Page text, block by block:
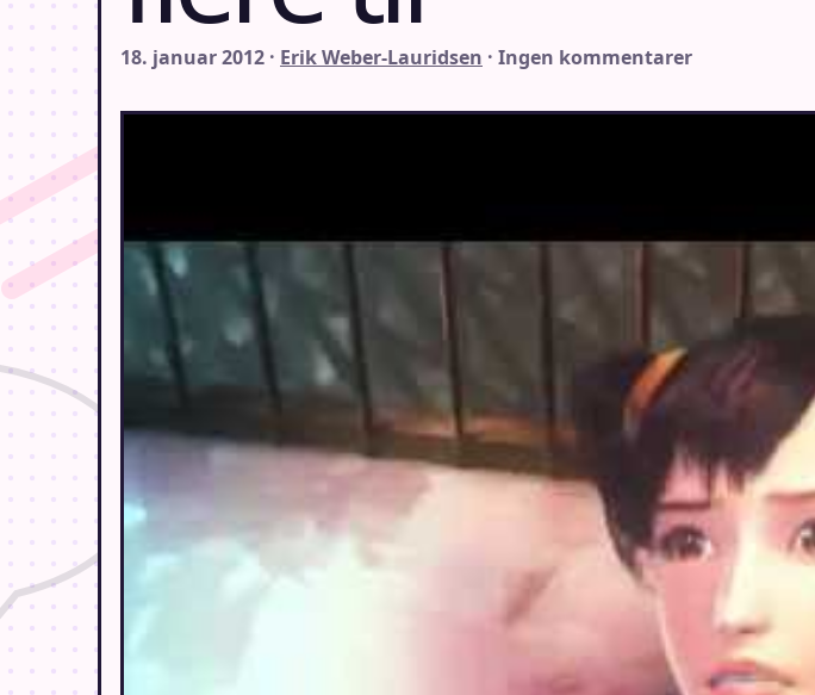
18. januar 2012 · Erik Weber-Lauridsen · Ingen kommentarer